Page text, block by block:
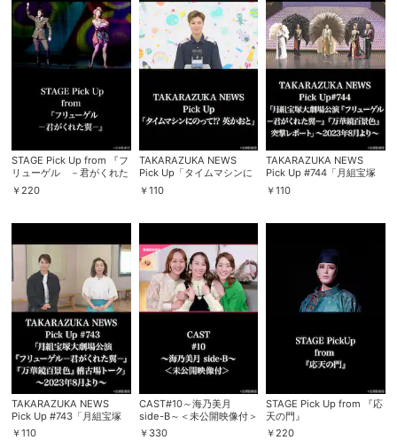
STAGE Pick Up from 『フ
リューゲル －君がくれた
翼－』
￥220
TAKARAZUKA NEWS
Pick Up「タイムマシンに
のって!? 英かおと」
￥110
TAKARAZUKA NEWS
Pick Up #744「月組宝塚
大劇場公演『フリューゲ
ル －君がくれた翼－』
ート」～2023年8月より～
￥110
TAKARAZUKA NEWS
Pick Up #743「月組宝塚
大劇場公演『フリューゲ
ル －君がくれた翼－』
￥110
CAST#10～海乃美月
side-B～＜未公開映像付＞
￥ 330
STAGE Pick Up from 『応
天の門』
￥220